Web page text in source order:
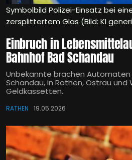
Symbolbild Polizei-Einsatz bei
zersplittertem Glas (Bild: KI
Einbruch in
Bahnhof Bad Schandau
Unbekannte brachen Automaten
Schandau, in Rathen, Ostrau
Geldkassetten.
RATHEN 19.05.2026